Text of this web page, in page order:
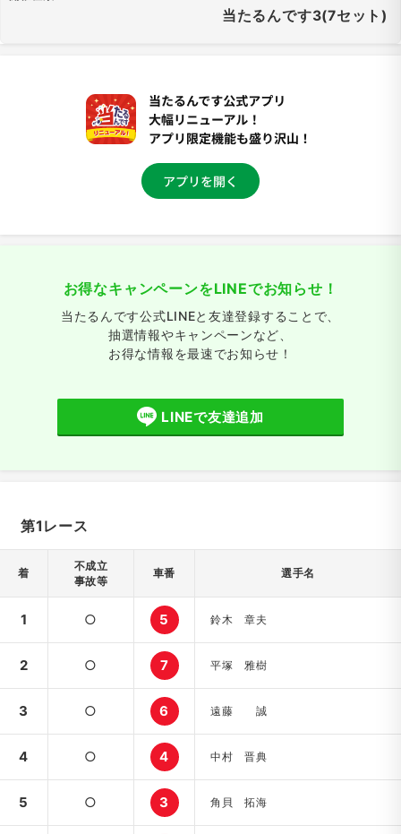
当たるんです3(7セット)
お得なキャンペーンをLINEでお知らせ！
当たるんです公式LINEと友達登録することで、
抽選情報やキャンペーンなど、
お得な情報を最速でお知らせ！
LINEで友達追加
第1レース
着
不成立
事故等
車番 選手名
1 ○ 5 鈴木 章夫
2 ○ 7 平塚 雅樹
3 ○ 6 遠藤 誠
4 ○ 4 中村 晋典
5 ○ 3 角貝 拓海